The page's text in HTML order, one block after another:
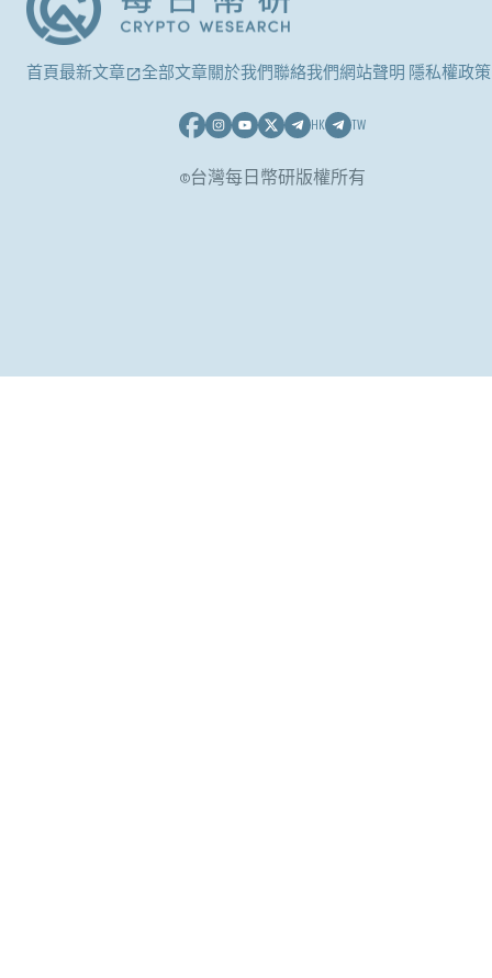
首頁最新文章 全部文章關於我們聯絡我們網站聲明 隱私權政策
HK TW
©台灣每日幣研版權所有